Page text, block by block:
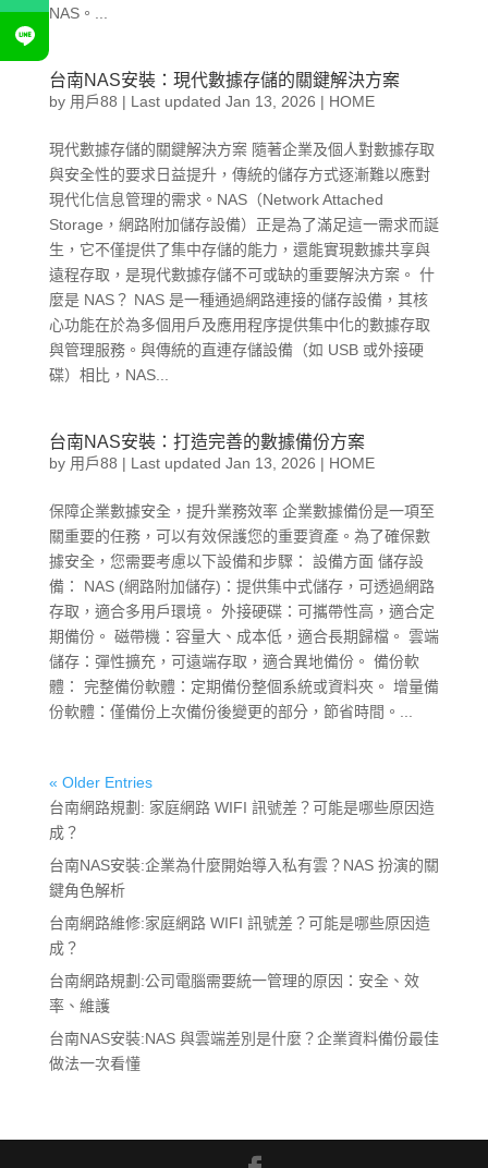
NAS。...
台南NAS安裝：現代數據存儲的關鍵解決方案
by 用戶88 | Last updated Jan 13, 2026 | HOME
現代數據存儲的關鍵解決方案 隨著企業及個人對數據存取
與安全性的要求日益提升，傳統的儲存方式逐漸難以應對
現代化信息管理的需求。NAS（Network Attached
Storage，網路附加儲存設備）正是為了滿足這一需求而誕
生，它不僅提供了集中存儲的能力，還能實現數據共享與
遠程存取，是現代數據存儲不可或缺的重要解決方案。 什
麼是 NAS？ NAS 是一種通過網路連接的儲存設備，其核
心功能在於為多個用戶及應用程序提供集中化的數據存取
與管理服務。與傳統的直連存儲設備（如 USB 或外接硬
碟）相比，NAS...
台南NAS安裝：打造完善的數據備份方案
by 用戶88 | Last updated Jan 13, 2026 | HOME
保障企業數據安全，提升業務效率 企業數據備份是一項至
關重要的任務，可以有效保護您的重要資產。為了確保數
據安全，您需要考慮以下設備和步驟： 設備方面 儲存設
備： NAS (網路附加儲存)：提供集中式儲存，可透過網路
存取，適合多用戶環境。 外接硬碟：可攜帶性高，適合定
期備份。 磁帶機：容量大、成本低，適合長期歸檔。 雲端
儲存：彈性擴充，可遠端存取，適合異地備份。 備份軟
體： 完整備份軟體：定期備份整個系統或資料夾。 增量備
份軟體：僅備份上次備份後變更的部分，節省時間。...
« Older Entries
台南網路規劃: 家庭網路 WIFI 訊號差？可能是哪些原因造
成？
台南NAS安裝:企業為什麼開始導入私有雲？NAS 扮演的關
鍵角色解析
台南網路維修:家庭網路 WIFI 訊號差？可能是哪些原因造
成？
台南網路規劃:公司電腦需要統一管理的原因：安全、效
率、維護
台南NAS安裝:NAS 與雲端差別是什麼？企業資料備份最佳
做法一次看懂